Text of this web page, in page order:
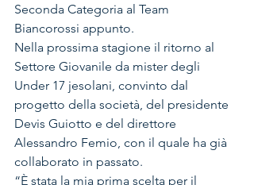
Seconda Categoria al Team
Biancorossi appunto.
Nella prossima stagione il ritorno al
Settore Giovanile da mister degli
Under 17 jesolani, convinto dal
progetto della società, del presidente
Devis Guiotto e del direttore
Alessandro Femio, con il quale ha già
collaborato in passato.
“È stata la mia prima scelta per il